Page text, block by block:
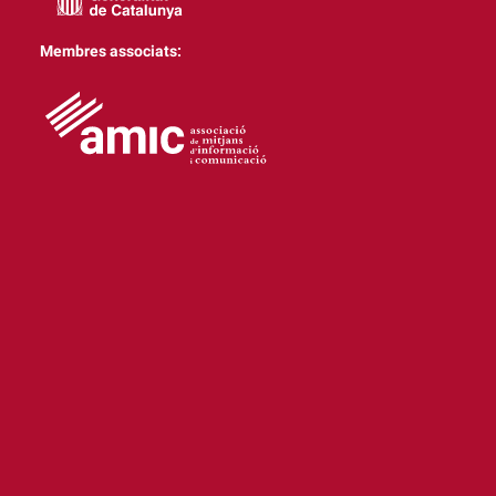
Membres associats: